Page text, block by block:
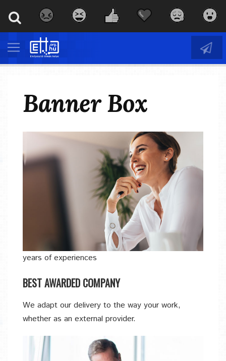
Banner Box
years of experiences
BEST AWARDED COMPANY
We adapt our delivery to the way your work,
whether as an external provider.